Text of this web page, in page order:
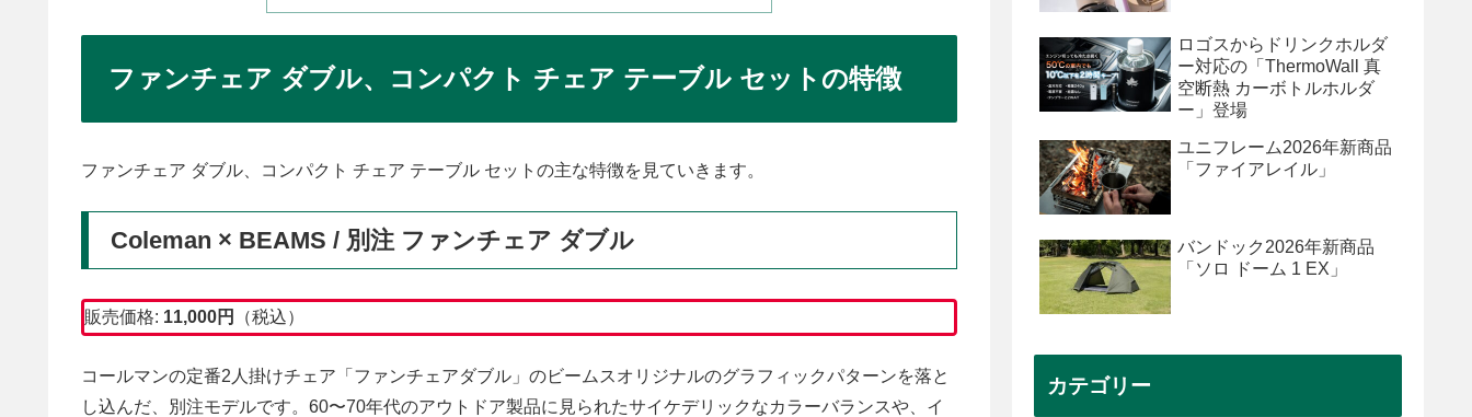
ファンチェア ダブル、コンパクト チェア テーブル セットの特徴
ファンチェア ダブル、コンパクト チェア テーブル セットの主な特徴を見ていきます。
Coleman × BEAMS / 別注 ファンチェア ダブル
販売価格: 11,000円 （税込）
コールマンの定番2人掛けチェア「ファンチェアダブル」のビームスオリジナルのグラフィックパターンを落と
し込んだ、別注モデルです。60〜70年代のアウトドア製品に見られたサイケデリックなカラーバランスや、イ
ロゴスからドリンクホルダ
ー対応の「ThermoWall 真
空断熱 カーボトルホルダ
ー」登場
ユニフレーム2026年新商品
「ファイアレイル」
バンドック2026年新商品
「ソロ ドーム 1 EX」
カテゴリー